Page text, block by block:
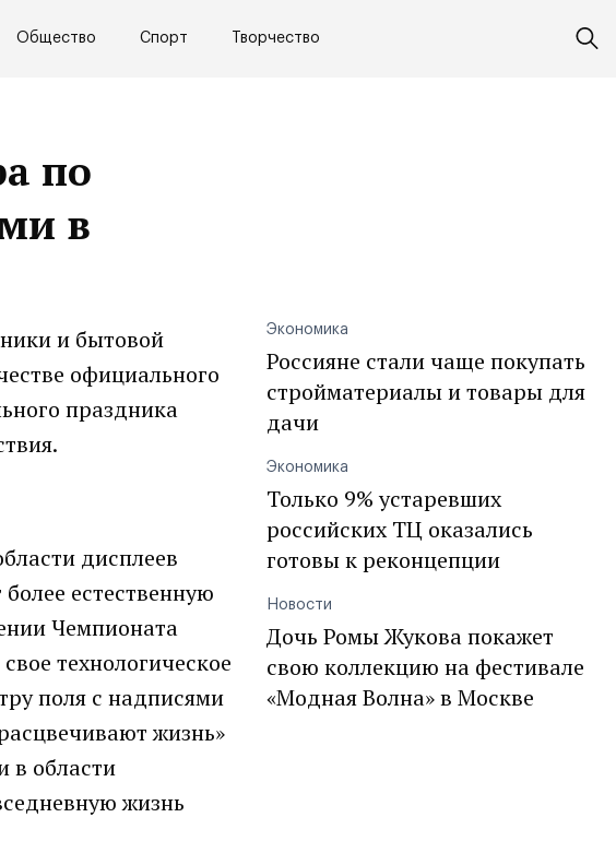
Общество Спорт Творчество
по
в
и бытовой
официального
праздника
дисплеев
естественную
Чемпионата
технологическое
поля с надписями
жизнь»
в области
жизнь
Экономика
Россияне стали чаще покупать
стройматериалы и товары для
дачи
Экономика
Только 9% устаревших
российских ТЦ оказались
готовы к реконцепции
Новости
Дочь Ромы Жукова покажет
свою коллекцию на фестивале
«Модная Волна» в Москве